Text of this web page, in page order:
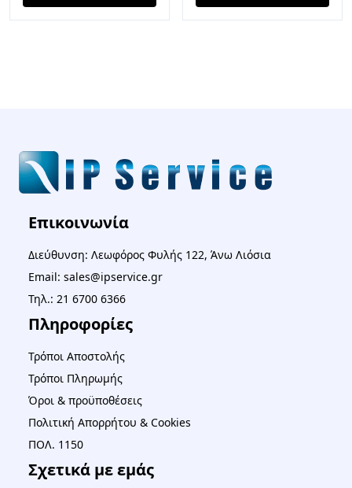
Επικοινωνία
Διεύθυνση: Λεωφόρος Φυλής 122, Άνω Λιόσια
Email: sales@ipservice.gr
Τηλ.: 21 6700 6366
Πληροφορίες
Τρόποι Αποστολής
Τρόποι Πληρωμής
Όροι & προϋποθέσεις
Πολιτική Απορρήτου & Cookies
ΠΟΛ. 1150
Σχετικά με εμάς